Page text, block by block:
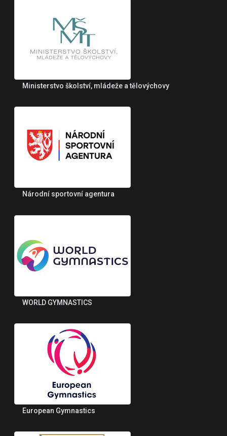
Ministerstvo školství, mládeže a tělovýchovy
Národní sportovní agentura
WORLD GYMNASTICS
European Gymnastics